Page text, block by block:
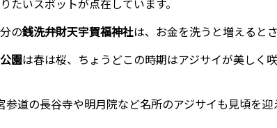
の銭洗弁財天宇賀福神社は、お金を洗うと増えると
園は春は桜、ちょうどこの時期はアジサイが美しく
参道の長谷寺や明月院など名所のアジサイも見頃を